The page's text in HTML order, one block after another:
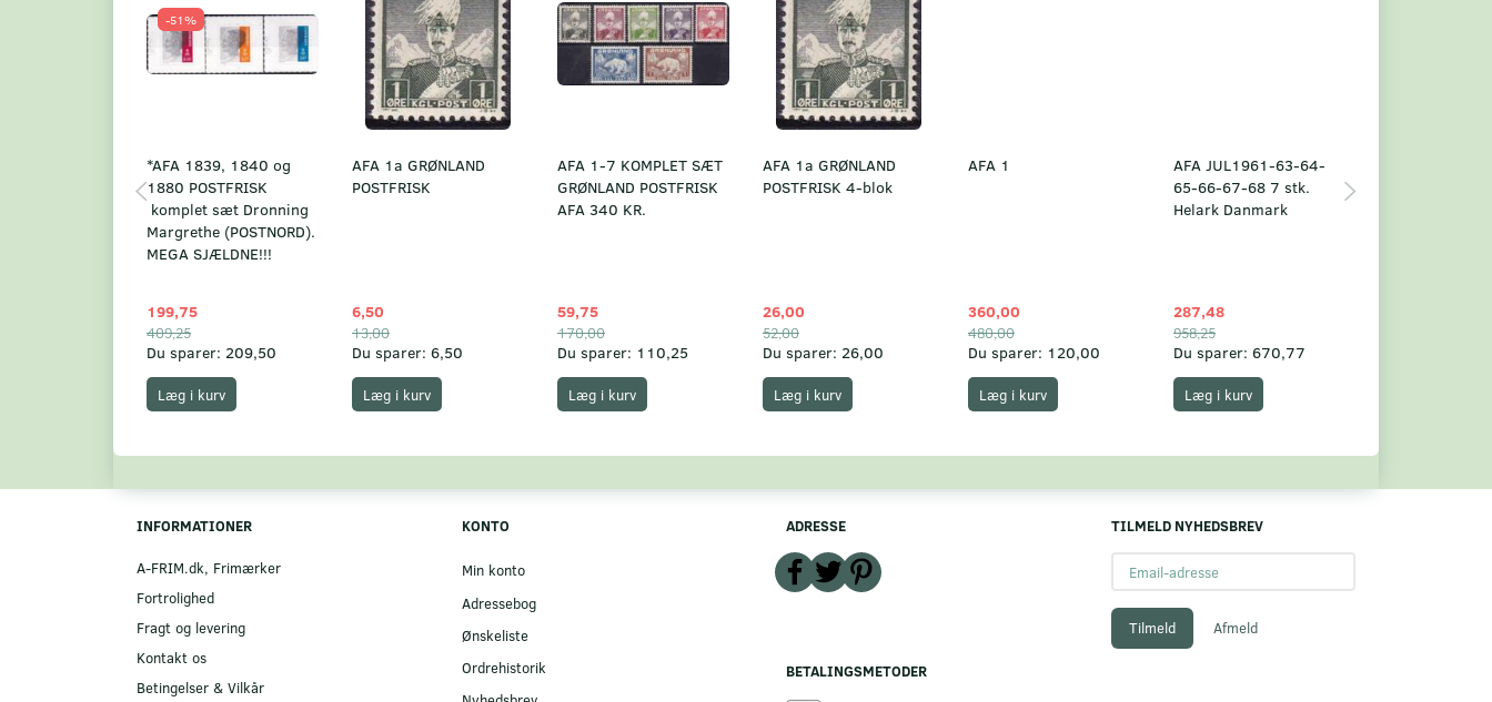
-51%
*AFA 1839, 1840 og
1880 POSTFRISK
komplet sæt Dronning
Margrethe (POSTNORD).
MEGA SJÆLDNE!!!
199,75
409,25
Du sparer: 209,50
Læg i kurv
AFA 1a GRØNLAND
POSTFRISK
6,50
13,00
Du sparer: 6,50
Læg i kurv
AFA 1-7 KOMPLET SÆT
GRØNLAND POSTFRISK
AFA 340 KR.
59,75
170,00
Du sparer: 110,25
Læg i kurv
AFA 1a GRØNLAND
POSTFRISK 4-blok
26,00
52,00
Du sparer: 26,00
Læg i kurv
AFA 1
360,00
480,00
Du sparer: 120,00
Læg i kurv
AFA JUL1961-63-64-
65-66-67-68 7 stk.
Helark Danmark
287,48
958,25
Du sparer: 670,77
Læg i kurv
INFORMATIONER
A-FRIM.dk, Frimærker
Fortrolighed
Fragt og levering
Kontakt os
Betingelser & Vilkår
KONTO
Min konto
Adressebog
Ønskeliste
Ordrehistorik
ADRESSE
BETALINGSMETODER
TILMELD NYHEDSBREV
adresse
Tilmeld Afmeld